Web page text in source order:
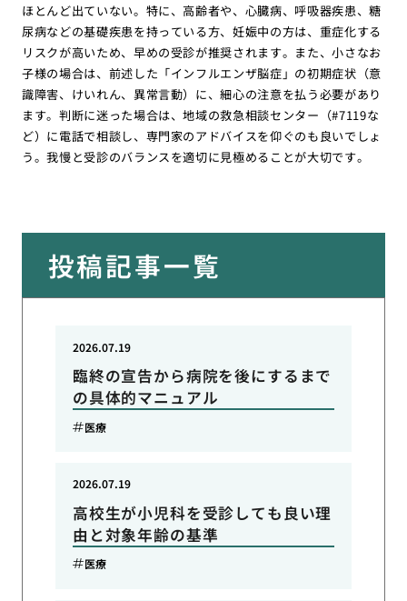
ほとんど出ていない。特に、高齢者や、心臓病、呼吸器疾患、糖
尿病などの基礎疾患を持っている方、妊娠中の方は、重症化する
リスクが高いため、早めの受診が推奨されます。また、小さなお
子様の場合は、前述した「インフルエンザ脳症」の初期症状（意
識障害、けいれん、異常言動）に、細心の注意を払う必要があり
ます。判断に迷った場合は、地域の救急相談センター（#7119な
ど）に電話で相談し、専門家のアドバイスを仰ぐのも良いでしょ
う。我慢と受診のバランスを適切に見極めることが大切です。
投稿記事一覧
臨終の宣告から病院を後にするまで
の具体的マニュアル
2026.07.19
医療
高校生が小児科を受診しても良い理
由と対象年齢の基準
2026.07.19
医療